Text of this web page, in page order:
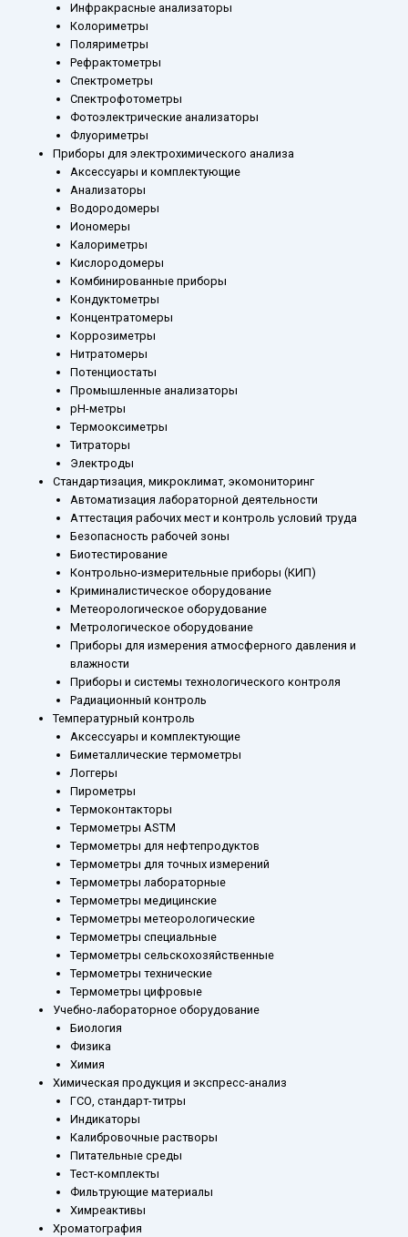
Инфракрасные анализаторы
Колориметры
Поляриметры
Рефрактометры
Спектрометры
Спектрофотометры
Фотоэлектрические анализаторы
Флуориметры
Приборы для электрохимического анализа
Аксессуары и комплектующие
Анализаторы
Водородомеры
Иономеры
Калориметры
Кислородомеры
Комбинированные приборы
Кондуктометры
Концентратомеры
Коррозиметры
Нитратомеры
Потенциостаты
Промышленные анализаторы
рН-метры
Термооксиметры
Титраторы
Электроды
Стандартизация, микроклимат, экомониторинг
Автоматизация лабораторной деятельности
Аттестация рабочих мест и контроль условий труда
Безопасность рабочей зоны
Биотестирование
Контрольно-измерительные приборы (КИП)
Криминалистическое оборудование
Метеорологическое оборудование
Метрологическое оборудование
Приборы для измерения атмосферного давления и
влажности
Приборы и системы технологического контроля
Радиационный контроль
Температурный контроль
Аксессуары и комплектующие
Биметаллические термометры
Логгеры
Пирометры
Термоконтакторы
Термометры ASTM
Термометры для нефтепродуктов
Термометры для точных измерений
Термометры лабораторные
Термометры медицинские
Термометры метеорологические
Термометры специальные
Термометры сельскохозяйственные
Термометры технические
Термометры цифровые
Учебно-лабораторное оборудование
Биология
Физика
Химия
Химическая продукция и экспресс-анализ
ГСО, стандарт-титры
Индикаторы
Калибровочные растворы
Питательные среды
Тест-комплекты
Фильтрующие материалы
Химреактивы
Хроматография